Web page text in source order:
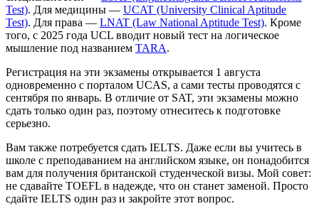
Test). Для медицины — UCAT (University Clinical Aptitude
Test). Для права — LNAT (Law National Aptitude Test). Кроме
того, с 2025 года UCL вводит новый тест на логическое
мышление под названием TARA.
Регистрация на эти экзамены открывается 1 августа
одновременно с порталом UCAS, а сами тесты проводятся с
сентября по январь. В отличие от SAT, эти экзамены можно
сдать только один раз, поэтому отнеситесь к подготовке
серьезно.
Вам также потребуется сдать IELTS. Даже если вы учитесь в
школе с преподаванием на английском языке, он понадобится
вам для получения британской студенческой визы. Мой совет:
не сдавайте TOEFL в надежде, что он станет заменой. Просто
сдайте IELTS один раз и закройте этот вопрос.